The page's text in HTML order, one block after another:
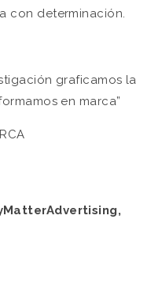
con determinación.
graficamos la
en marca”